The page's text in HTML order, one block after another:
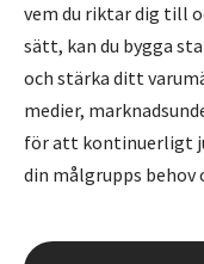
vem du riktar dig till
sätt, kan du bygga
och stärka ditt
medier,
för att kontinuerligt
din målgrupps behov